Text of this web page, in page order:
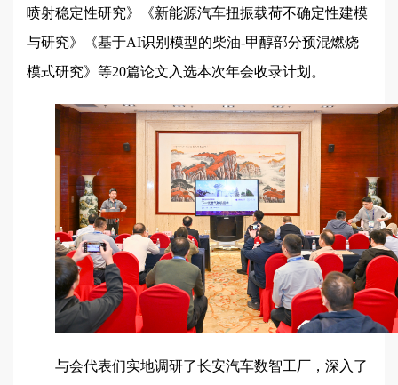
喷射稳定性研究》《新能源汽车扭振载荷不确定性建模
与研究》《基于AI识别模型的柴油-甲醇部分预混燃烧
模式研究》等20篇论文入选本次年会收录计划。
与会代表们实地调研了长安汽车数智工厂，深入了